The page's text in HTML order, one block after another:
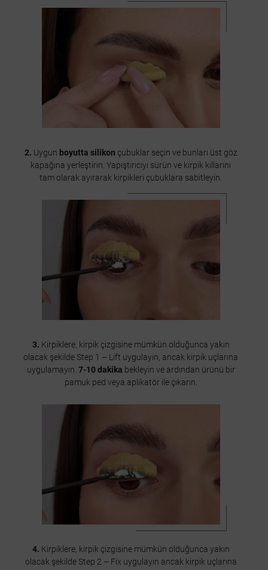
2. Uygun boyutta silikon çubuklar seçin ve bunları üst göz
kapağına yerleştirin. Yapıştırıcıyı sürün ve kirpik kıllarını
tam olarak ayırarak kirpikleri çubuklara sabitleyin.
3. Kirpiklere, kirpik çizgisine mümkün olduğunca yakın
olacak şekilde Step 1 – Lift uygulayın, ancak kirpik uçlarına
uygulamayın. 7-10 dakika bekleyin ve ardından ürünü bir
pamuk ped veya aplikatör ile çıkarın.
4. Kirpiklere, kirpik çizgisine mümkün olduğunca yakın
olacak şekilde Step 2 – Fix uygulayın ancak kirpik uçlarına